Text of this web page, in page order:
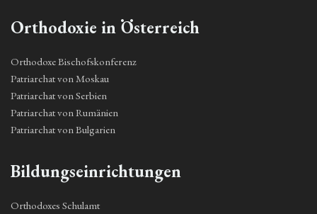
Orthodoxie in Österreich
Orthodoxe Bischofskonferenz
Patriarchat von Moskau
Patriarchat von Serbien
Patriarchat von Rumänien
Patriarchat von Bulgarien
Bildungseinrichtungen
Orthodoxes Schulamt